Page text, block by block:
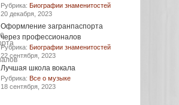
Рубрика: Биографии знаменитостей
20 декабря, 2023
Оформление загранпаспорта
через профессионалов
Рубрика: Биографии знаменитостей
22 сентября, 2023
Лучшая школа вокала
Рубрика: Все о музыке
18 сентября, 2023